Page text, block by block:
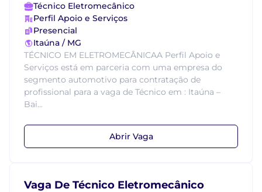
Técnico Eletromecânico
Perfil Apoio e Serviços
Presencial
Itaúna / MG
TÉCNICO EM ELETROMECÂNICAA Perfil Apoio e
Serviços está em parceria com uma empresa do
segmento automotivo para contratação de
profissional para a vaga de Técnico em : Itaúna –
Bai...
Abrir Vaga
Vaga De Técnico Eletromecânico